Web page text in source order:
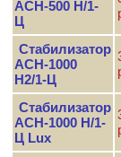
АСН-500 Н/1-
Ц
Стабилизатор
АСН-1000
Н2/1-Ц
Стабилизатор
АСН-1000 Н/1-
Ц Lux